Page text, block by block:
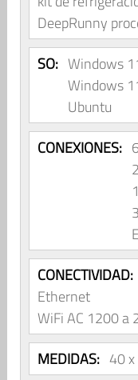
DeepRunny
SO: Windows
Windows
Ubuntu
CONEXIONES:
CONECTIVIDAD:
Ethernet
WiFi AC 1200 a
MEDIDAS: 40